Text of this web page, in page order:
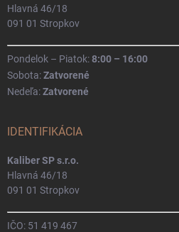
Hlavná 46/18
091 01 Stropkov
Pondelok – Piatok:8:00 – 16:00
Sobota:Zatvorené
Nedeľa:Zatvorené
IDENTIFIKÁCIA
Kaliber SP s.r.o.
Hlavná 46/18
091 01 Stropkov
IČO: 51 419 467